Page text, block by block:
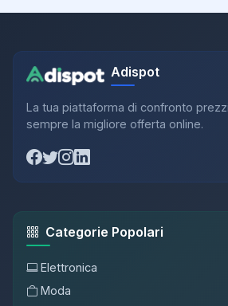
Adispot
La tua piattaforma di confronto
sempre la migliore offerta online.
Categorie Popolari
Elettronica
Moda